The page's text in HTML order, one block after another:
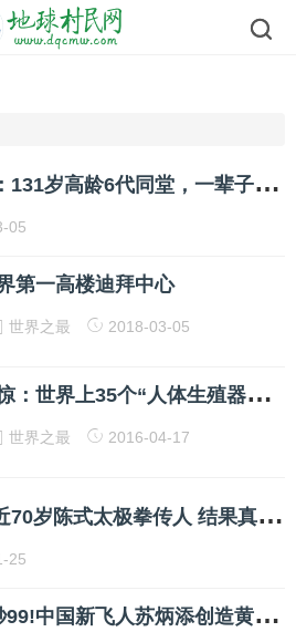
世
界上最长寿的老人：131岁高龄6代同堂，一辈子喝凉水爱漂亮！
05
第一高楼迪拜中心
世界之最 2018-03-05
震
惊：世界上35个“人体生殖器之最”！
世界之最 2016-04-17
亚
洲大力士冠军大战近70岁陈式太极拳传人 结果真是出人意料
25
9
秒99!中国新飞人苏炳添创造黄种人历史